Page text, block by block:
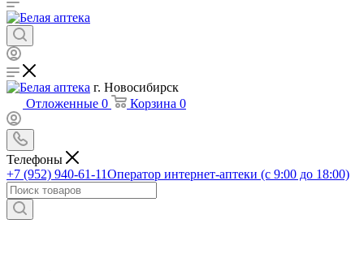
г. Новосибирск
Отложенные 0 Корзина 0
Телефоны
+7 (952) 940-61-11Оператор интернет-аптеки (с 9:00 до 18:00)